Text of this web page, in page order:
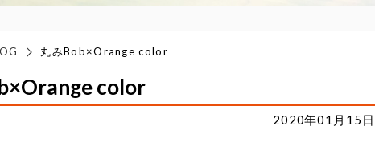
丸みBob×Orange color
color
2020年01月15日